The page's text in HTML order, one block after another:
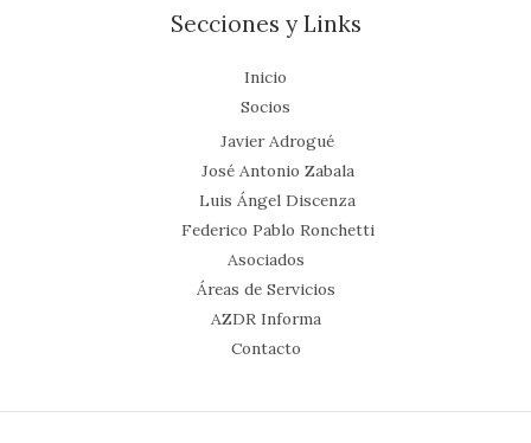
Secciones y Links
Inicio
Socios
Javier Adrogué
José Antonio Zabala
Luis Ángel Discenza
Federico Pablo Ronchetti
Asociados
Áreas de Servicios
AZDR Informa
Contacto